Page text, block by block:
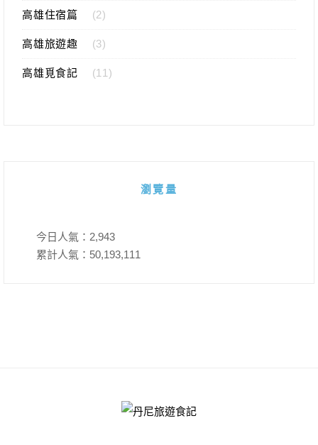
高雄住宿篇 (2)
高雄旅遊趣 (3)
高雄覓食記 (11)
瀏覽量
今日人氣： 2,943
累計人氣： 50,193,111